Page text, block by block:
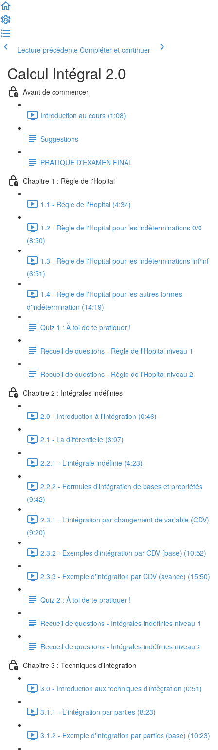
Lecture précédente Compléter et continuer
Calcul Intégral 2.0
Avant de commencer
Introduction au cours (1:08)
Suggestions
PRATIQUE D'EXAMEN FINAL
Chapitre 1 : Règle de l'Hopital
1.1 - Règle de l'Hopital (4:34)
1.2 - Règle de l'Hopital pour les indéterminations 0/0
(8:50)
1.3 - Règle de l'Hopital pour les indéterminations inf/inf
(6:51)
1.4 - Règle de l'Hopital pour les autres formes
d'indétermination (14:19)
Quiz 1 : À toi de te pratiquer !
Recueil de questions - Règle de l'Hopital niveau 1
Recueil de questions - Règle de l'Hopital niveau 2
Chapitre 2 : Intégrales indéfinies
2.0 - Introduction à l'intégration (0:46)
2.1 - La différentielle (3:07)
2.2.1 - L'intégrale indéfinie (4:23)
2.2.2 - Formules d'intégration de bases et propriétés
(9:42)
2.3.1 - L'intégration par changement de variable (CDV)
(9:20)
2.3.2 - Exemples d'intégration par CDV (base) (10:52)
2.3.3 - Exemple d'intégration par CDV (avancé) (15:50)
Quiz 2 : À toi de te pratiquer !
Recueil de questions - Intégrales indéfinies niveau 1
Recueil de questions - Intégrales indéfinies niveau 2
Chapitre 3 : Techniques d'intégration
3.0 - Introduction aux techniques d'intégration (0:51)
3.1.1 - L'intégration par parties (8:23)
3.1.2 - Exemple d'intégration par parties (base) (10:23)